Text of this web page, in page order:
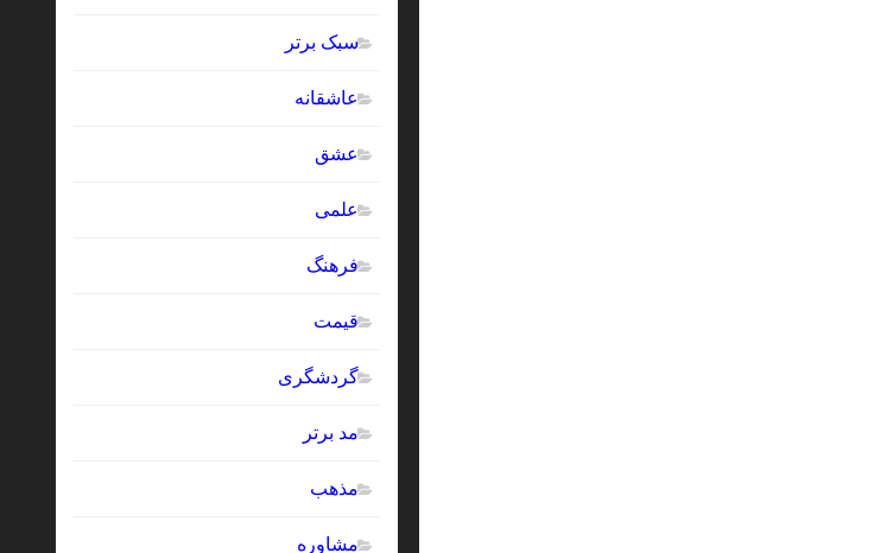
سبک برتر
عاشقانه
عشق
علمی
فرهنگ
قیمت
گردشگری
مد برتر
مذهب
مشاوره